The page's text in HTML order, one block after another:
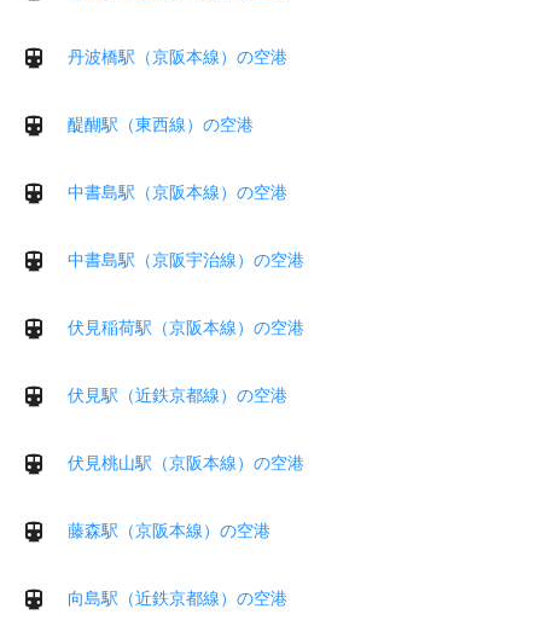
丹波橋駅（京阪本線）の空港
醍醐駅（東西線）の空港
中書島駅（京阪本線）の空港
中書島駅（京阪宇治線）の空港
伏見稲荷駅（京阪本線）の空港
伏見駅（近鉄京都線）の空港
伏見桃山駅（京阪本線）の空港
藤森駅（京阪本線）の空港
向島駅（近鉄京都線）の空港